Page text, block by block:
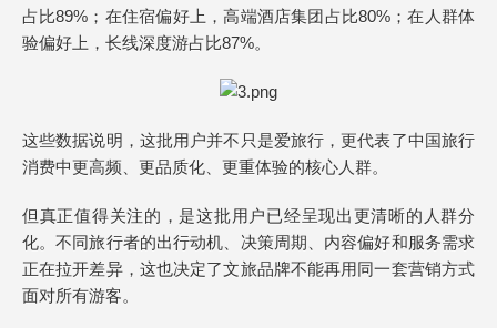
占比89%；在住宿偏好上，高端酒店集团占比80%；在人群体
验偏好上，长线深度游占比87%。
这些数据说明，这批用户并不只是爱旅行，更代表了中国旅行
消费中更高频、更品质化、更重体验的核心人群。
但真正值得关注的，是这批用户已经呈现出更清晰的人群分
化。不同旅行者的出行动机、决策周期、内容偏好和服务需求
正在拉开差异，这也决定了文旅品牌不能再用同一套营销方式
面对所有游客。